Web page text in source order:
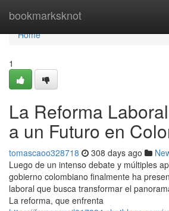
bookmarksknot
Home
Home
1
La Reforma
a un Futuro en
tomascaoo328718 308 days ago
Luego de un intenso debate y múltiples
gobierno colombiano finalmente ha
laboral que busca transformar el
La reforma, que enfrenta